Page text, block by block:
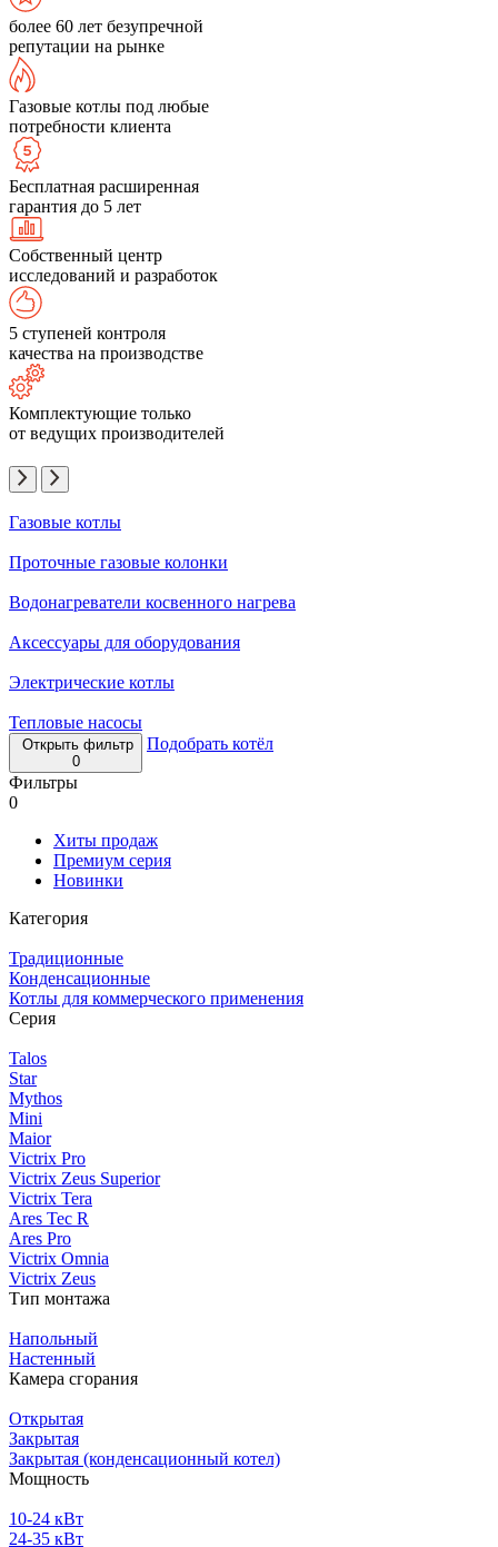
более 60 лет безупречной
репутации на рынке
Газовые котлы под любые
потребности клиента
Бесплатная расширенная
гарантия до 5 лет
Собственный центр
исследований и разработок
5 ступеней контроля
качества на производстве
Комплектующие только
от ведущих производителей
Газовые котлы
Проточные газовые колонки
Водонагреватели косвенного нагрева
Аксессуары для оборудования
Электрические котлы
Тепловые насосы
Открыть фильтр
0
Подобрать котёл
Фильтры
0
Хиты продаж
Премиум серия
Новинки
Категория
Традиционные
Конденсационные
Котлы для коммерческого применения
Серия
Talos
Star
Mythos
Mini
Maior
Victrix Pro
Victrix Zeus Superior
Victrix Tera
Ares Tec R
Ares Pro
Victrix Omnia
Victrix Zeus
Тип монтажа
Напольный
Настенный
Камера сгорания
Открытая
Закрытая
Закрытая (конденсационный котел)
Мощность
10-24 кВт
24-35 кВт